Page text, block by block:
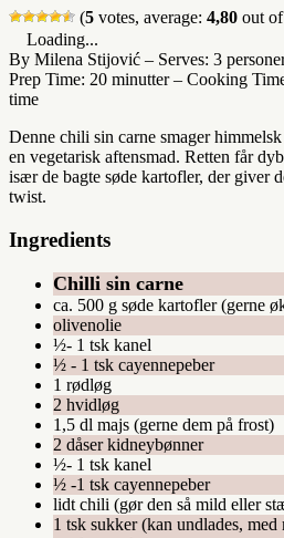
(5 votes, average: 4,80 out
Loading...
By Milena Stijović – Serves: 3
Prep Time: 20 minutter – Cooking
time
Denne chili sin carne smager
en vegetarisk aftensmad. Retten får
især de bagte søde kartofler, der giver
twist.
Ingredients
Chilli sin carne
ca. 500 g søde kartofler (gerne
olivenolie
½- 1 tsk kanel
½ - 1 tsk cayennepeber
1 rødløg
2 hvidløg
1,5 dl majs (gerne dem på frost)
2 dåser kidneybønner
½- 1 tsk kanel
½ -1 tsk cayennepeber
lidt chili (gør den så mild eller
1 tsk sukker (kan undlades,